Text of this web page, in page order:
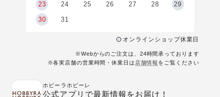
23 24 25 26 27 28 29
30 31
オンラインショップ休業日
※Webからのご注文は、24時間承っております
※各実店舗の営業時間・休業日は 店舗情報 をご覧ください
ホビーラホビーレ
公式アプリで最新情報をお届け！